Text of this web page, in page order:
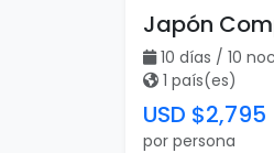
Japón
10 días / 10
1 país(es)
USD $2,795
por persona